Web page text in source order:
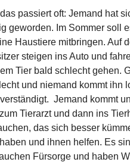
passiert oft: Jemand hat
geworden. Im Sommer soll
Haustiere mitbringen. Auf
steigen ins Auto und
Tier bald schlecht gehen.
und niemand kommt ihn
Jemand kommt
Tierarzt und dann ins
das sich besser
und ihnen helfen. Es
Fürsorge und haben